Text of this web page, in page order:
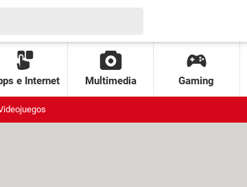
e Internet Multimedia Gaming